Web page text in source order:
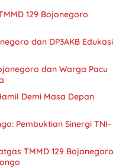
129 Bojonegoro
dan DP3AKB Edukasi
dan Warga Pacu
Demi Masa Depan
Pembuktian Sinergi TNI-
TMMD 129 Bojonegoro